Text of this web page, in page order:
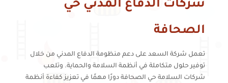
شركات الدفاع المدني حي
الصحافة
تعمل شركة السعد على دعم منظومة الدفاع المدني من خلال
توفير حلول متكاملة في أنظمة السلامة والحماية. وتلعب
شركات السلامة حي الصحافة دورًا مهمًا في تعزيز كفاءة أنظمة